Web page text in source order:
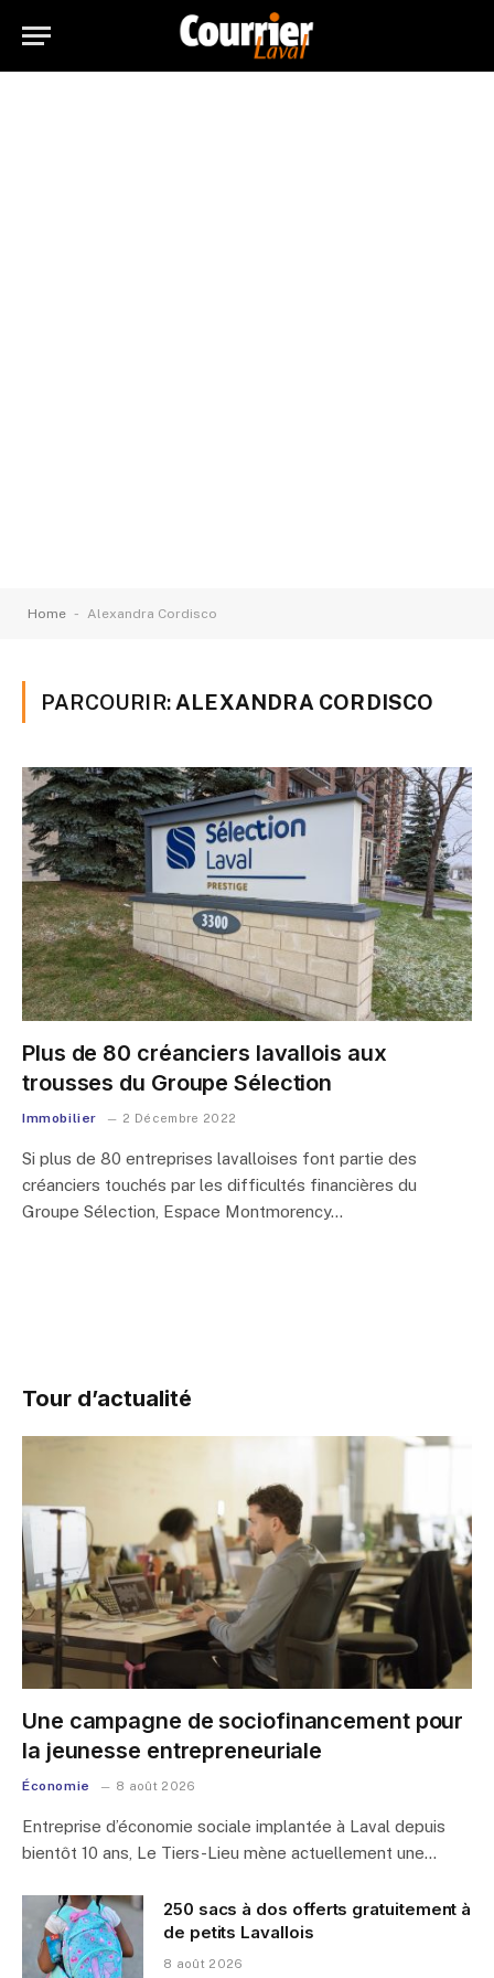
Home - Alexandra Cordisco
PARCOURIR: ALEXANDRA CORDISCO
Plus de 80 créanciers lavallois aux
trousses du Groupe Sélection
Immobilier 2 Décembre 2022
Si plus de 80 entreprises lavalloises font partie des
créanciers touchés par les difficultés financières du
Groupe Sélection, Espace Montmorency…
Tour d’actualité
Une campagne de sociofinancement pour
la jeunesse entrepreneuriale
Économie 8 août 2026
Entreprise d’économie sociale implantée à Laval depuis
bientôt 10 ans, Le Tiers-Lieu mène actuellement une…
250 sacs à dos offerts gratuitement à
de petits Lavallois
8 août 2026